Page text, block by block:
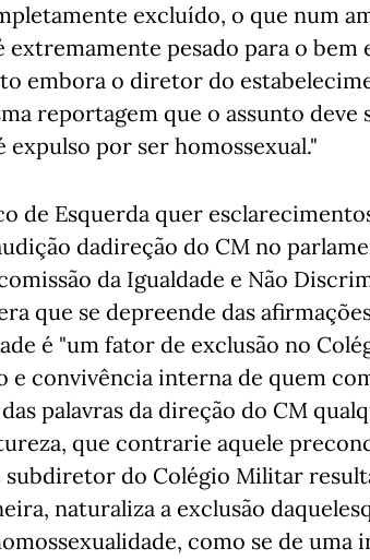
excluído, o que num
extremamente pesado para o
embora o diretor do
reportagem que o assunto
expulso por ser homossexual."
de Esquerda quer
dadireção do CM no
da Igualdade e Não
que se depreende das
é "um fator de exclusão no
e convivência interna de quem
palavras da direção do CM
que contrarie aquele
subdiretor do Colégio Militar
naturaliza a exclusão
como se de uma